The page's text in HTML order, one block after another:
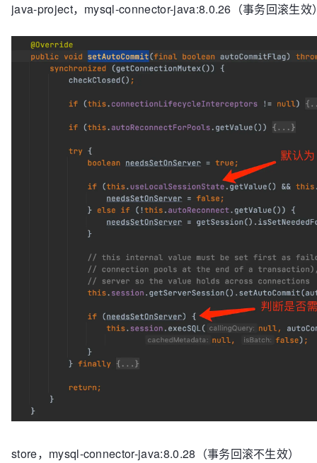
java-project，mysql-connector-java:8.0.26（事务回滚生效
store，mysql-connector-java:8.0.28（事务回滚不生效）